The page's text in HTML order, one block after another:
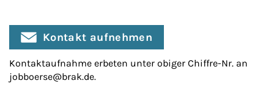
Kontakt aufnehmen
Kontaktaufnahme erbeten unter obiger Chiffre-Nr. an
jobboerse@brak.de.